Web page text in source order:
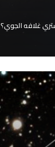
غلافه الجوي؟